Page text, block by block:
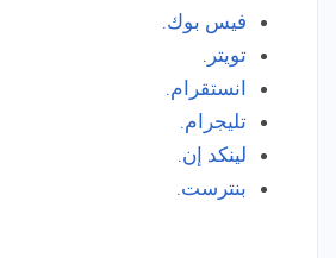
فيس بوك.
تويتر .
انستقرام.
تليجرام.
لينكد إن.
بنترست.